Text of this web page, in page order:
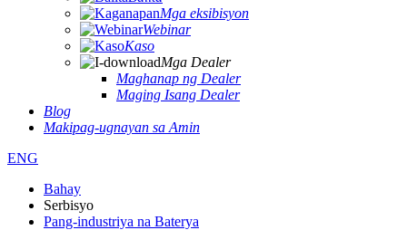
Mga eksibisyon
Webinar
Kaso
Mga Dealer
Maghanap ng Dealer
Maging Isang Dealer
Blog
Makipag-ugnayan sa Amin
ENG
Bahay
Serbisyo
Pang-industriya na Baterya